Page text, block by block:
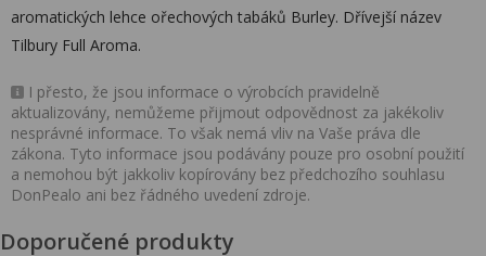
aromatických lehce ořechových tabáků Burley. Dřívejší název
Tilbury Full Aroma.
I přesto, že jsou informace o výrobcích pravidelně
aktualizovány, nemůžeme přijmout odpovědnost za jakékoliv
nesprávné informace. To však nemá vliv na Vaše práva dle
zákona. Tyto informace jsou podávány pouze pro osobní použití
a nemohou být jakkoliv kopírovány bez předchozího souhlasu
DonPealo ani bez řádného uvedení zdroje.
Doporučené produkty